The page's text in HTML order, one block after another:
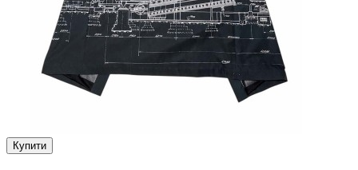
Купити